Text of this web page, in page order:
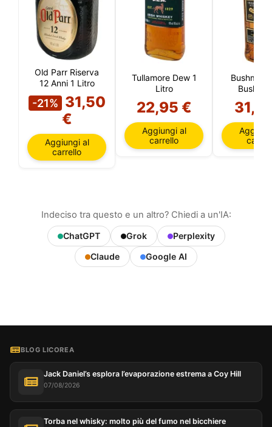
Old Parr Riserva
12 Anni 1 Litro
-21% 31,50
€
Aggiungi al
carrello
Tullamore Dew 1
Litro
22,95 €
Aggiungi al
carrello
Bushmills
Bush 1
Indeciso tra questo e un altro? Chiedi a un'IA:
ChatGPT Grok
Perplexity
Claude
Google AI
BLOG LICOREA
Jack Daniel’s esplora l’evaporazione estrema a Coy Hill
07/08/2026
Torba nel whisky: molto più del fumo nel bicchiere